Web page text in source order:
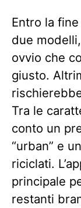
Entro la
due
ovvio che
giusto.
Tra le
conto un
“urban” e
riciclati.
principale
restanti